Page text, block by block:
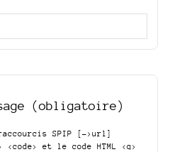
(obligatoire)
SPIP
[->url]
et le code HTML <q>